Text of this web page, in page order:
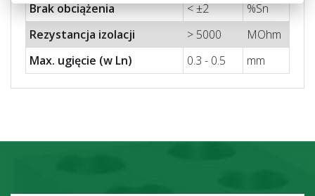
Brak obciążenia
< ±2
%Sn
Rezystancja izolacji
> 5000
MOhm
Max. ugięcie (w Ln) 0.3 - 0.5 mm